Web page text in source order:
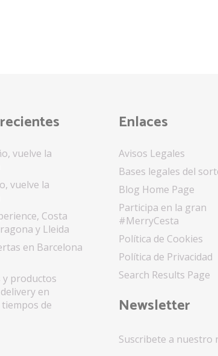
vuelve la
vuelve la
Costa
y Lleida
en Barcelona
y productos
en
de
Enlaces
Avisos Legales
Bases legales del
Blog Home Page
Participa en la gran
#MerryCesta
Política de Cookies
Política de Privacidad
Search Results Page
Newsletter
Suscribete a nuestro